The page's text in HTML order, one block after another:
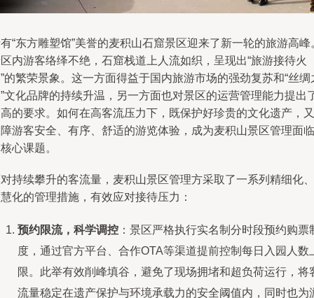
“东方雕塑馆”美誉的麦积山石窟景区迎来了新一轮的旅游高峰
内游客络绎不绝，石窟栈道上人流如织，呈现出“旅游接待火
的繁荣景象。这一方面得益于国内旅游市场的强劲复苏和“丝绸
文化品牌的持续升温，另一方面也对景区的运营管理能力提出
的要求。如何在高客流压力下，既保护好珍贵的文化遗产，又
游客安全、有序、舒适的游览体验，成为麦积山景区管理面临
心课题。
持续攀升的客流量，麦积山景区管理方采取了一系列精细化、
化的管理措施，有效应对接待压力：
预约限流，科学调控 ：景区严格执行实名制分时段预约购票
度，通过官方平台、合作OTA等渠道提前控制每日入园人数
限。此举有效削峰填谷，避免了现场拥堵和超负荷运行，将
流量稳定在遗产保护与环境承载力的安全阈值内，同时也为